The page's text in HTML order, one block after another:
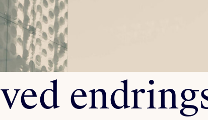
ved